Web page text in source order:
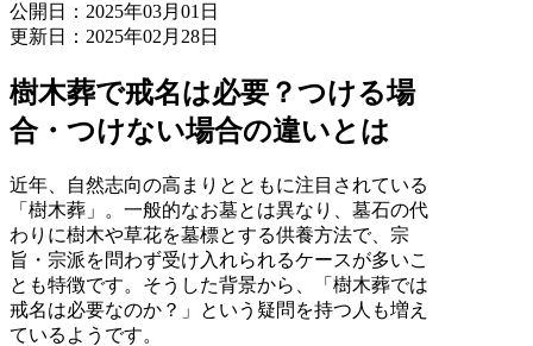
公開日：2025年03月01日
更新日：2025年02月28日
樹木葬で戒名は必要？つける場
合・つけない場合の違いとは
近年、自然志向の高まりとともに注目されている
「樹木葬」。一般的なお墓とは異なり、墓石の代
わりに樹木や草花を墓標とする供養方法で、宗
旨・宗派を問わず受け入れられるケースが多いこ
とも特徴です。そうした背景から、「樹木葬では
戒名は必要なのか？」という疑問を持つ人も増え
ているようです。